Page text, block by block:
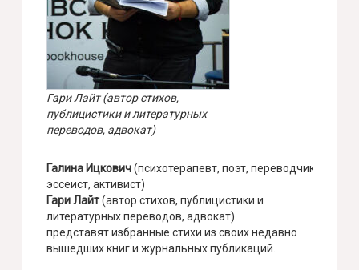
Гари Лайт (автор стихов,
публицистики и литературных
переводов, адвокат)
Галина Ицкович(психотерапевт, поэт, переводчик,
эссеист, активист)
Гари Лайт(автор стихов, публицистики и
литературных переводов, адвокат)
представят избранные стихи из своих недавно
вышедших книг и журнальных публикаций.